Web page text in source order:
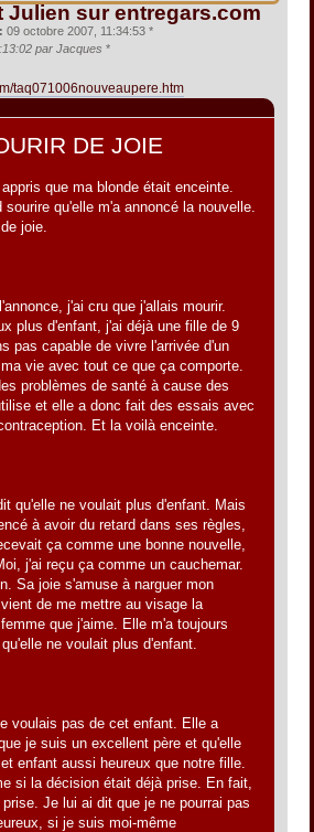
Julien sur entregars.com
09 octobre 2007, 11:34:53 *
par Jacques *
taq071006nouveaupere.htm
DE JOIE
appris que ma blonde était enceinte.
qu'elle m'a annoncé la nouvelle.
joie.
j'ai cru que j'allais mourir.
plus d'enfant, j'ai déjà une fille de 9
pas capable de vivre l'arrivée d'un
vie avec tout ce que ça comporte.
problèmes de santé à cause des
et elle a donc fait des essais avec
Et la voilà enceinte.
qu'elle ne voulait plus d'enfant. Mais
à avoir du retard dans ses règles,
ça comme une bonne nouvelle,
j'ai reçu ça comme un cauchemar.
Sa joie s'amuse à narguer mon
de me mettre au visage la
que j'aime. Elle m'a toujours
ne voulait plus d'enfant.
voulais pas de cet enfant. Elle a
je suis un excellent père et qu'elle
enfant aussi heureux que notre fille.
si la décision était déjà prise. En fait,
Je lui ai dit que je ne pourrai pas
si je suis moi-même